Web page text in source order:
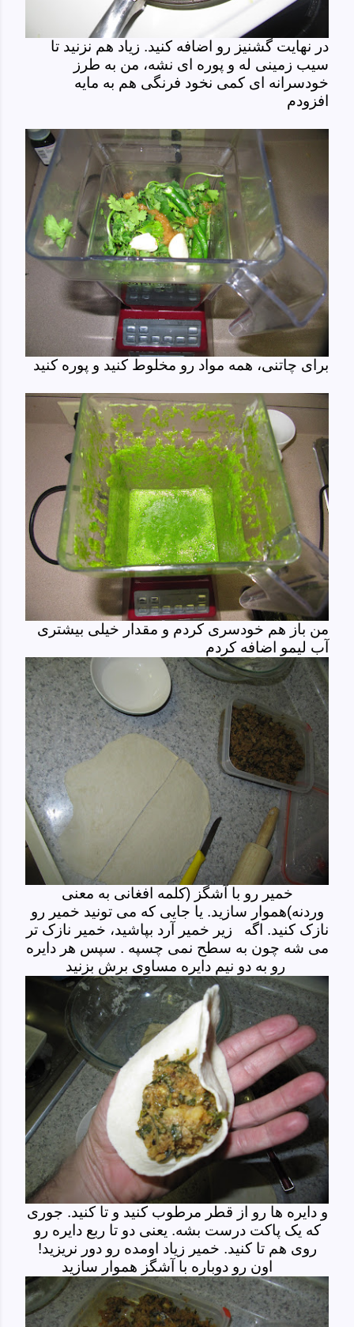
در نهایت گشنیز رو اضافه کنید. زیاد هم نزنید تا
سیب زمینی له و پوره ای نشه، من به طرز
خودسرانه ای کمی نخود فرنگی هم به مایه
افزودم
برای چاتنی، همه مواد رو مخلوط کنید و پوره کنید
من باز هم خودسری کردم و مقدار خیلی بیشتری
آب لیمو اضافه کردم
خمیر رو با آشگز (کلمه افغانی به معنی
وردنه)هموار سازید. یا جایی که می تونید خمیر رو
نازک کنید. اگه زیر خمیر آرد بپاشید، خمیر نازک تر
می شه چون به سطح نمی چسپه . سپس هر دایره
و دایره ها رو از قطر مرطوب کنید و تا کنید. جوری
که یک پاکت درست بشه. یعنی دو تا ربع دایره رو
روی هم تا کنید. خمیر زیاد اومده رو دور نریزید!
اون رو دوباره با آشگز هموار سازید